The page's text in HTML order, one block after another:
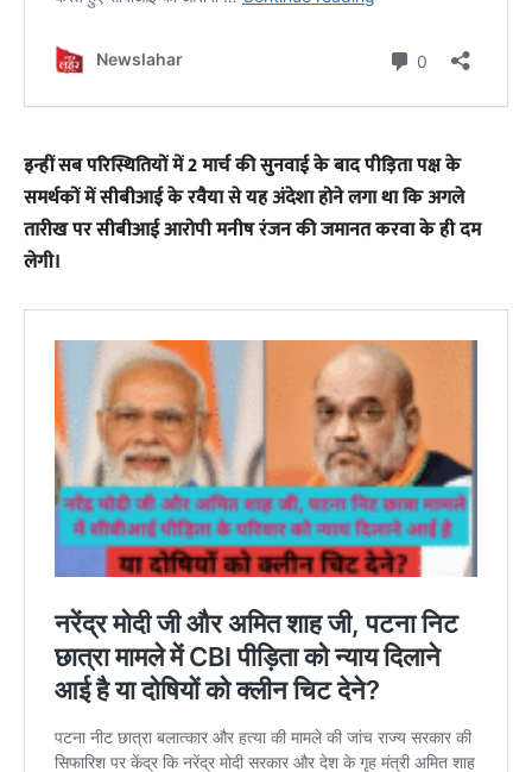
इन्हीं सब परिस्थितियों में 2 मार्च की सुनवाई के बाद पीड़िता पक्ष के
समर्थकों में सीबीआई के रवैया से यह अंदेशा होने लगा था कि अगले
तारीख पर सीबीआई आरोपी मनीष रंजन की जमानत करवा के ही दम
लेगी।